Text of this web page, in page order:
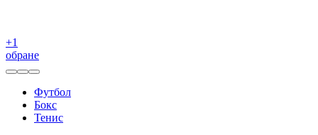
+1
обране
Футбол
Бокс
Тенис